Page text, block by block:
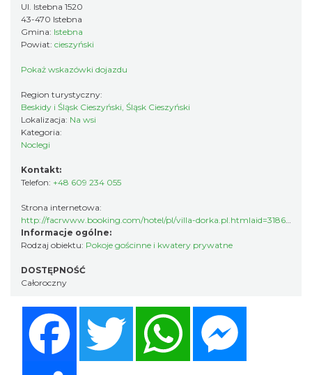
Ul. Istebna 1520
43-470 Istebna
Gmina: Istebna
Powiat: cieszyński
Pokaż wskazówki dojazdu
Region turystyczny:
Beskidy i Śląsk Cieszyński, Śląsk Cieszyński
Lokalizacja: Na wsi
Kategoria:
Noclegi
Kontakt:
Telefon: +48 609 234 055
Strona internetowa:
http://facrwww.booking.com/hotel/pl/villa-dorka.pl.htmlaid=318615&label=New_Polish_PL_PL_27026340625-8jnhBl9f%2ARWlwi1
Informacje ogólne:
Rodzaj obiektu: Pokoje gościnne i kwatery prywatne
DOSTĘPNOŚĆ
Całoroczny
Twitter WhatsApp